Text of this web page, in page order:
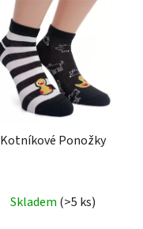
Kotníkové Ponožky
Skladem (>5 ks)